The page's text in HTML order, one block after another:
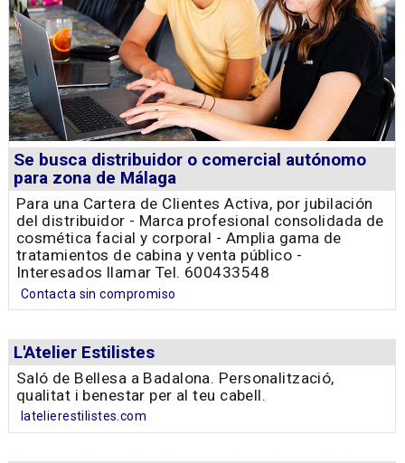
Se busca distribuidor o comercial autónomo
para zona de Málaga
Para una Cartera de Clientes Activa, por jubilación
del distribuidor - Marca profesional consolidada de
cosmética facial y corporal - Amplia gama de
tratamientos de cabina y venta público -
Interesados llamar Tel. 600433548
Contacta sin compromiso
L'Atelier Estilistes
Saló de Bellesa a Badalona. Personalització,
qualitat i benestar per al teu cabell.
latelierestilistes.com